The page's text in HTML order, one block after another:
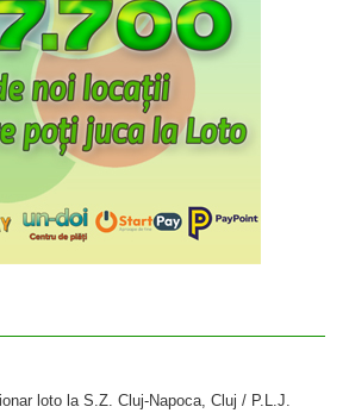
loto la S.Z. Cluj-Napoca, Cluj / P.L.J.